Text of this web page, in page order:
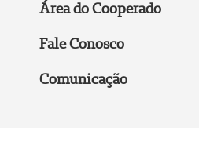
Área do Cooperado
Fale Conosco
Comunicação